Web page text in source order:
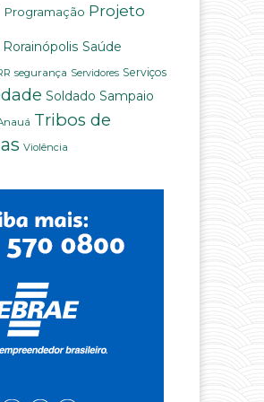
Programação Projeto
Rorainópolis Saúde
segurança Servidores Serviços
Soldado Sampaio
Tribos de
Violência